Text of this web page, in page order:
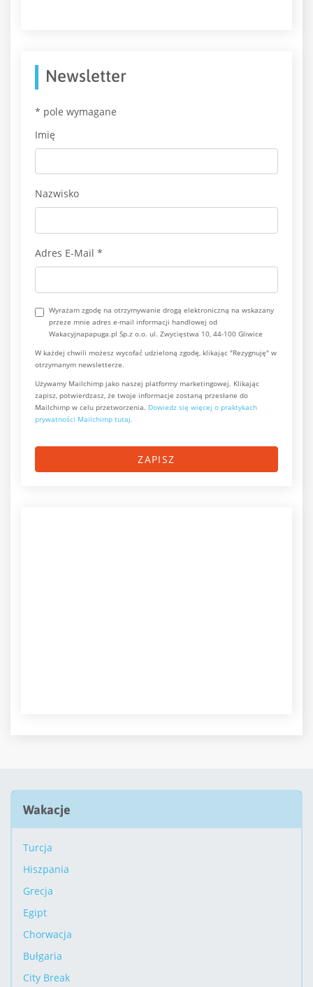
Newsletter
* pole wymagane
Imię
Nazwisko
Adres E-Mail *
Wyrażam zgodę na otrzymywanie drogą elektroniczną na wskazany
przeze mnie adres e-mail informacji handlowej od
Wakacyjnapapuga.pl Sp.z o.o. ul. Zwycięstwa 10, 44-100 Gliwice
W każdej chwili możesz wycofać udzieloną zgodę, klikając "Rezygnuję" w
otrzymanym newsletterze.
Używamy Mailchimp jako naszej platformy marketingowej. Klikając
zapisz, potwierdzasz, że twoje informacje zostaną przesłane do
Mailchimp w celu przetworzenia. Dowiedz się więcej o praktykach
prywatności Mailchimp tutaj.
ZAPISZ
Wakacje
Turcja
Hiszpania
Grecja
Egipt
Chorwacja
Bułgaria
City Break